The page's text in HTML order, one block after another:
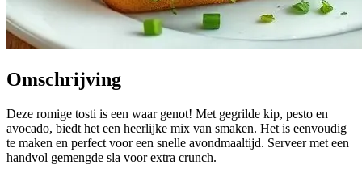
Omschrijving
Deze romige tosti is een waar genot! Met gegrilde kip, pesto en
avocado, biedt het een heerlijke mix van smaken. Het is eenvoudig
te maken en perfect voor een snelle avondmaaltijd. Serveer met een
handvol gemengde sla voor extra crunch.